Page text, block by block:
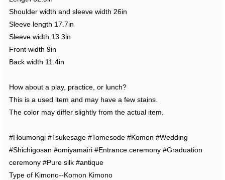
Shoulder width and sleeve width 26in
Sleeve length 17.7in
Sleeve width 13.3in
Front width 9in
Back width 11.4in
How about a play, practice, or lunch?
This is a used item and may have a few stains.
The color may differ slightly from the actual item.
#Houmongi #Tsukesage #Tomesode #Komon #Wedding
#Shichigosan #omiyamairi #Entrance ceremony #Graduation
ceremony #Pure silk #antique
Type of Kimono--Komon Kimono